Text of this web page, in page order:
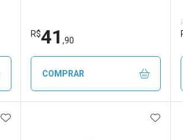
FECHAR
FECHAR
R$41 ,90
COMPRAR
FECHAR
FECHAR
ADICIONAR AOS FAVORITOS